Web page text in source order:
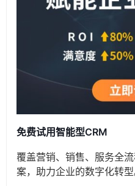
免费试用智能型CRM
覆盖营销、销售、服务全
案，助力企业的数字化转型